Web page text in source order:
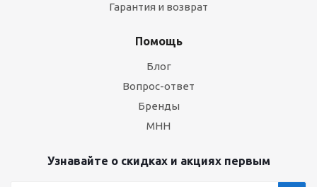
Гарантия и возврат
Помощь
Блог
Вопрос-ответ
Бренды
МНН
Узнавайте о скидках и акциях первым